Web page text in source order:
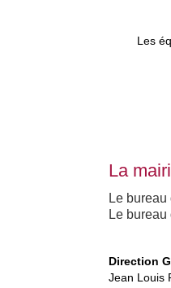
Les
La
Le
Le
Direction
Jean Louis